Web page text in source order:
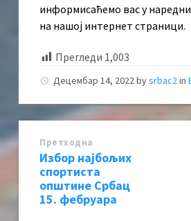
информисаћемо вас у
на нашој интернет страници.
Прегледи 1,003
Децембар 14, 2022bysrbac2in
Претходна
Избор најбољих
спортиста
општине Србац
15. фебруара